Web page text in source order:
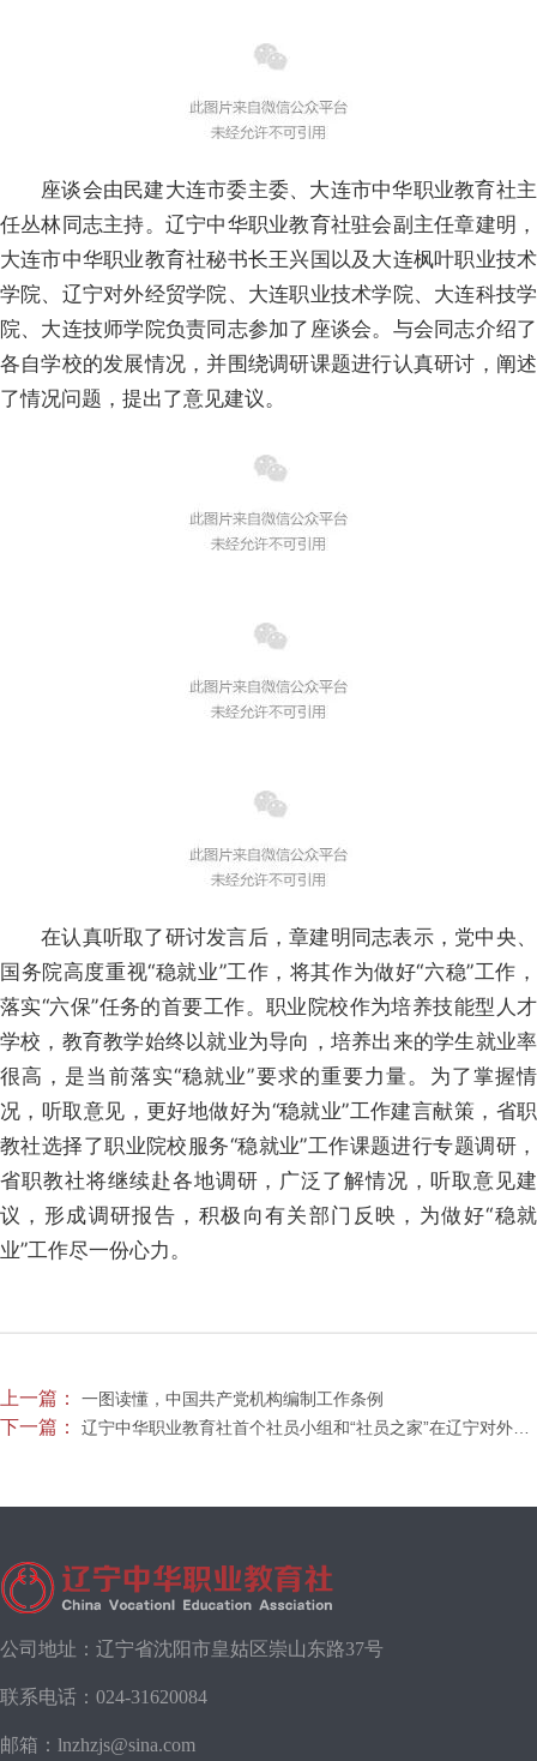
座谈会由民建大连市委主委、大连市中华职业教育社主
任丛林同志主持。辽宁中华职业教育社驻会副主任章建明，
大连市中华职业教育社秘书长王兴国以及大连枫叶职业技术
学院、辽宁对外经贸学院、大连职业技术学院、大连科技学
院、大连技师学院负责同志参加了座谈会。与会同志介绍了
各自学校的发展情况，并围绕调研课题进行认真研讨，阐述
了情况问题，提出了意见建议。
在认真听取了研讨发言后，章建明同志表示，党中央、
国务院高度重视“稳就业”工作，将其作为做好“六稳”工作，
落实“六保”任务的首要工作。职业院校作为培养技能型人才
学校，教育教学始终以就业为导向，培养出来的学生就业率
很高，是当前落实“稳就业”要求的重要力量。为了掌握情
况，听取意见，更好地做好为“稳就业”工作建言献策，省职
教社选择了职业院校服务“稳就业”工作课题进行专题调研，
省职教社将继续赴各地调研，广泛了解情况，听取意见建
议，形成调研报告，积极向有关部门反映，为做好“稳就
业”工作尽一份心力。
上一篇： 一图读懂，中国共产党机构编制工作条例
下一篇： 辽宁中华职业教育社首个社员小组和“社员之家”在辽宁对外经贸学院授牌成立
公司地址：辽宁省沈阳市皇姑区崇山东路37号
联系电话： 024-31620084
邮箱：lnzhzjs@sina.com